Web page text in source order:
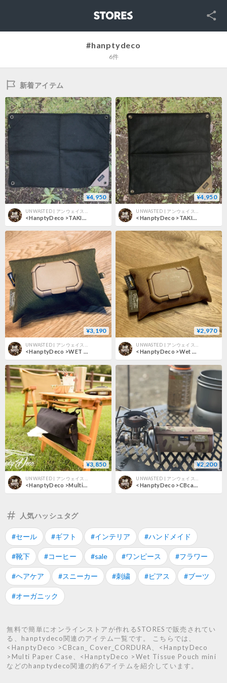
SNS
#hanptydeco
6件
新着アイテム
¥4,950
<HanptyDeco >TAKIBI MAT54×40
¥4,950
<HanptyDeco >TAKIBI MAT SQ 47×47
¥3,190
<HanptyDeco >WET TISSUE POUCH2
¥2,970
<HanptyDeco >Wet Tissue Pouch mini
¥3,850
UNWASTED | アンウェイステッド
<HanptyDeco >Multi Paper Case
¥2,200
UNWASTED | アンウェイステッド
<HanptyDeco >CBcan_ Cover_CORDURA
人気ハッシュタグ
#セール #ギフト #インテリア #ハンドメイド
#靴下 #コーヒー #sale #ワンピース #フラワー
#ヘアケア #スニーカー #刺繍 #ピアス #ブーツ
#オーガニック
無料で簡単にオンラインストアが作れるSTORESで販売されてい
る、hanptydeco関連のアイテム一覧です。 こちらでは、
<HanptyDeco >CBcan_ Cover_CORDURA、<HanptyDeco
>Multi Paper Case、<HanptyDeco >Wet Tissue Pouch mini
などのhanptydeco関連の約6アイテムを紹介しています。